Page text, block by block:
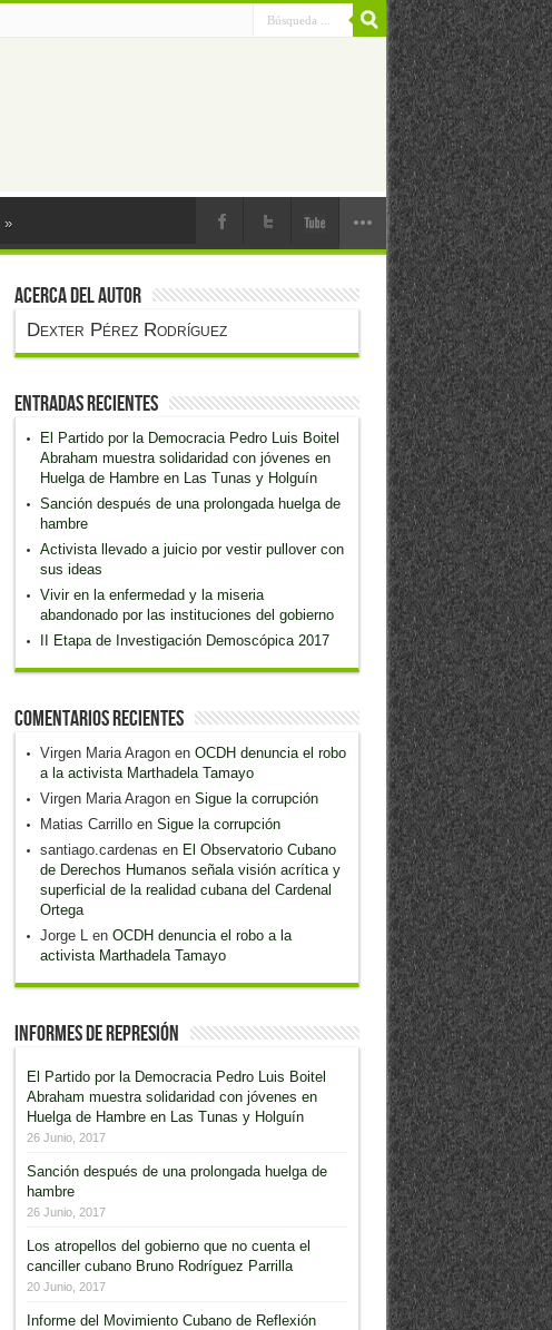
»
Acerca del Autor
Dexter Pérez Rodríguez
Entradas recientes
El Partido por la Democracia Pedro Luis Boitel
Abraham muestra solidaridad con jóvenes en
Huelga de Hambre en Las Tunas y Holguín
Sanción después de una prolongada huelga de
hambre
Activista llevado a juicio por vestir pullover con
sus ideas
Vivir en la enfermedad y la miseria
abandonado por las instituciones del gobierno
II Etapa de Investigación Demoscópica 2017
Comentarios recientes
Virgen Maria Aragonen OCDH denuncia el robo
a la activista Marthadela Tamayo
Virgen Maria Aragonen Sigue la corrupción
Matias Carrilloen Sigue la corrupción
santiago.cardenas en El Observatorio Cubano
de Derechos Humanos señala visión acrítica y
superficial de la realidad cubana del Cardenal
Ortega
Jorge Len OCDH denuncia el robo a la
activista Marthadela Tamayo
Informes de Represión
El Partido por la Democracia Pedro Luis Boitel
Abraham muestra solidaridad con jóvenes en
Huelga de Hambre en Las Tunas y Holguín
26 Junio, 2017
Sanción después de una prolongada huelga de
hambre
26 Junio, 2017
Los atropellos del gobierno que no cuenta el
canciller cubano Bruno Rodríguez Parrilla
20 Junio, 2017
Informe del Movimiento Cubano de Reflexión